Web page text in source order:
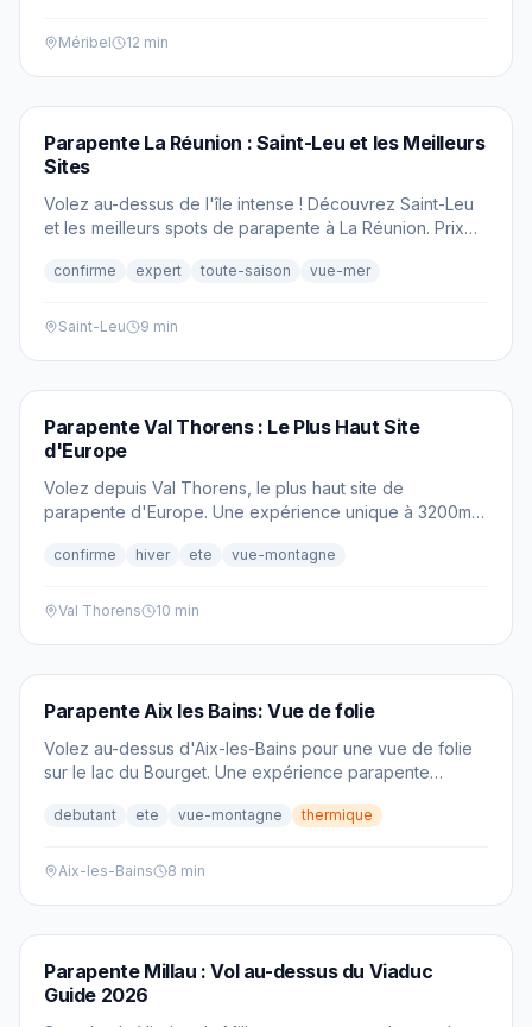
Méribel 12 min
PARAPENTE
Parapente La Réunion : Saint-Leu et les Meilleurs
Sites
Volez au-dessus de l'île intense ! Découvrez Saint-Leu
et les meilleurs spots de parapente à La Réunion. Prix
confirme expert toute-saison vue-mer
Saint-Leu 9 min
PARAPENTE
Parapente Val Thorens : Le Plus Haut Site
d'Europe
Volez depuis Val Thorens, le plus haut site de
parapente d'Europe. Une expérience unique à 3200m
alpins.
confirme hiver ete vue-montagne
Val Thorens 10 min
PARAPENTE
Parapente Aix les Bains: Vue de folie
Volez au-dessus d'Aix-les-Bains pour une vue de folie
sur le lac du Bourget. Une expérience parapente
debutant ete vue-montagne thermique
Aix-les-Bains 8 min
PARAPENTE
Parapente Millau : Vol au-dessus du Viaduc
Guide 2026